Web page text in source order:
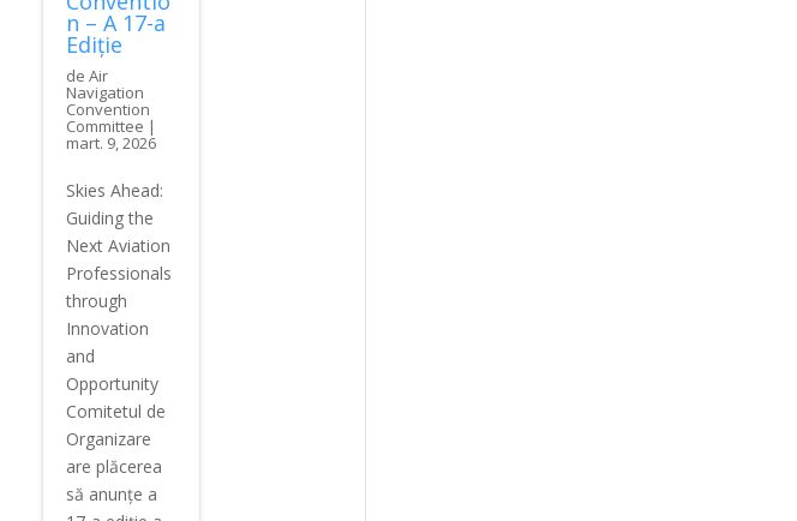
n – A 17-a
Ediție
de Air
Navigation
Convention
Committee |
mart. 9, 2026
Skies Ahead:
Guiding the
Next Aviation
Professionals
through
Innovation
and
Opportunity
Comitetul de
Organizare
are plăcerea
să anunțe a